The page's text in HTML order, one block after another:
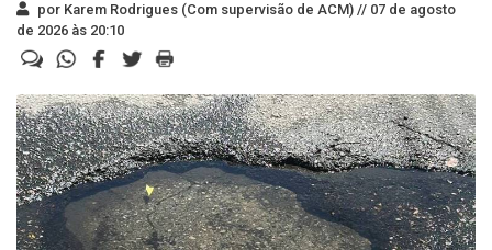
por Karem Rodrigues (Com supervisão de ACM) // 07 de agosto
de 2026 às 20:10